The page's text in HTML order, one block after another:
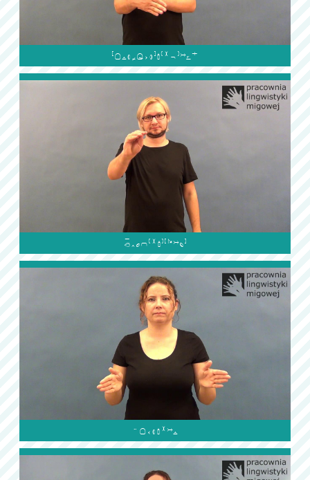


